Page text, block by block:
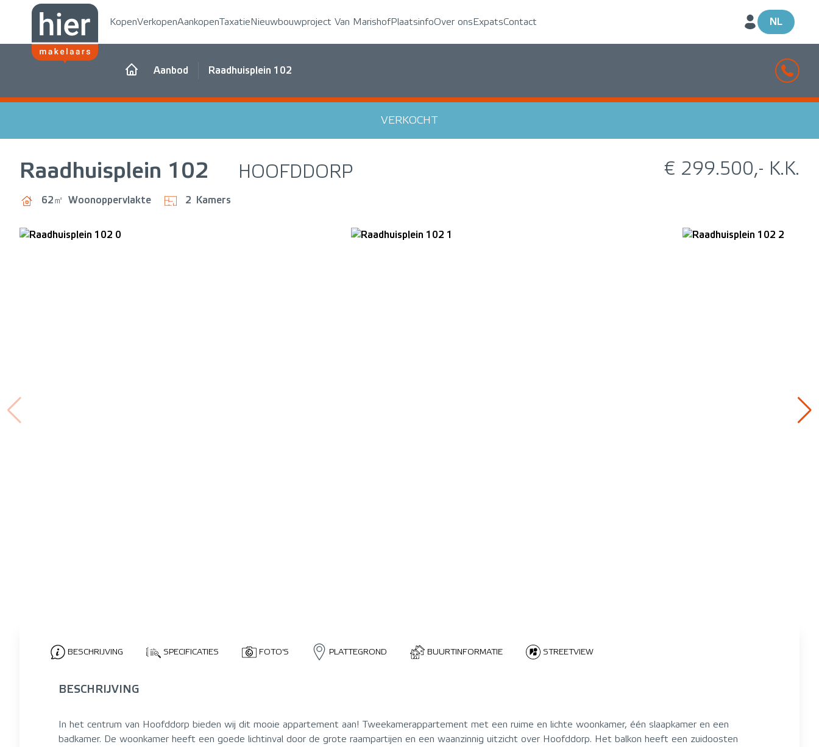
Kopen VerkopenAankopenTaxatieNieuwbouwproject Van Marishof Plaatsinfo Over onsExpatsContact NL
Aanbod Raadhuisplein 102
VERKOCHT
Raadhuisplein 102 HOOFDDORP € 299.500,- K.K.
62㎡ Woonoppervlakte 2 Kamers
BESCHRIJVING SPECIFICATIES FOTO'S PLATTEGROND BUURTINFORMATIE STREETVIEW
BESCHRIJVING
In het centrum van Hoofddorp bieden wij dit mooie appartement aan! Tweekamerappartement met een ruime en lichte woonkamer, één slaapkamer en een
badkamer. De woonkamer heeft een goede lichtinval door de grote raampartijen en een waanzinnig uitzicht over Hoofddorp. Het balkon heeft een zuidoosten